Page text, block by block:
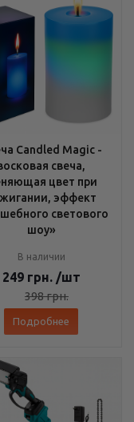
Candled Magic -
свеча,
цвет при
эффект
светового
шоу»
В наличии
249 грн. /шт
398грн.
Подробнее